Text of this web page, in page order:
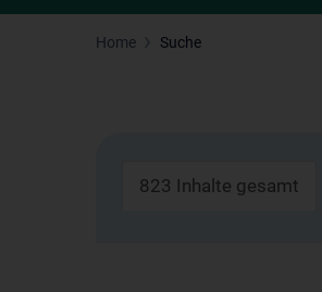
Home Suche
823 Inhalte gesamt